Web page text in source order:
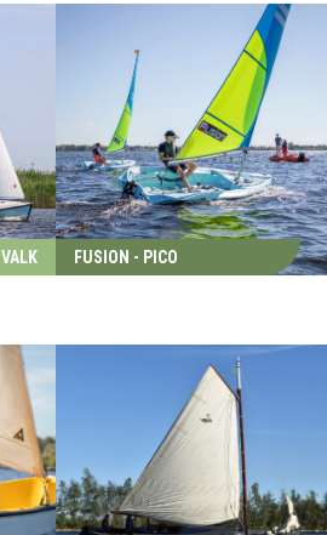
VALK FUSION - PICO